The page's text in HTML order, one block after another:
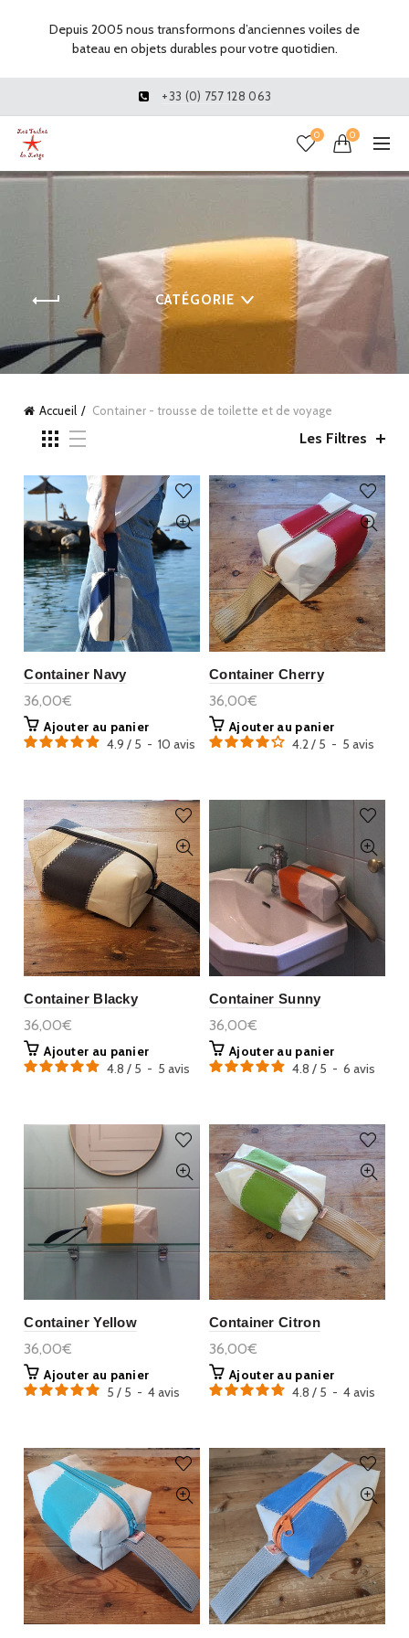
+33 (0) 757 128 063
0 0
CATÉGORIE
Accueil Container - trousse de toilette et de voyage
Les Filtres
Container Navy
36,00€
Ajouter au panier
4.9 / 5 - 10avis
Container Cherry
36,00€
Ajouter au panier
4.2/ 5 - 5 avis
Container Blacky
36,00€
Ajouter au panier
4.8 / 5 - 5avis
Container Sunny
36,00€
Ajouter au panier
4.8 / 5 - 6 avis
Container Yellow
36,00€
Ajouter au panier
5 / 5 - 4avis
Container Citron
36,00€
Ajouter au panier
4.8 / 5 - 4avis
Depuis 2005 nous transformons d’anciennes voiles de
bateau en objets durables pour votre quotidien.